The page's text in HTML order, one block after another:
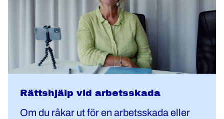
Rättshjälp vid arbetsskada
Om du råkar ut för en arbetsskada eller